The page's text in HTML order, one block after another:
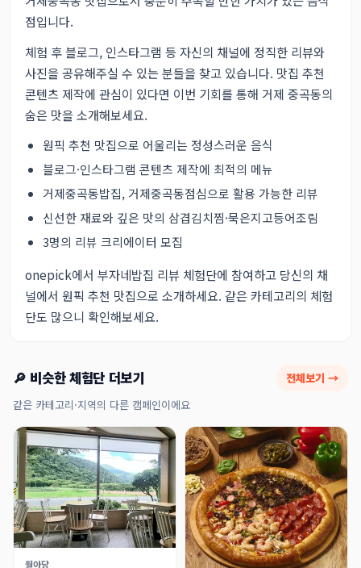
점입니다.
체험 후 블로그, 인스타그램 등 자신의 채널에 정직한 리뷰와
사진을 공유해주실 수 있는 분들을 찾고 있습니다. 맛집 추천
콘텐츠 제작에 관심이 있다면 이번 기회를 통해 거제 중곡동의
숨은 맛을 소개해보세요.
원픽 추천 맛집으로 어울리는 정성스러운 음식
블로그·인스타그램 콘텐츠 제작에 최적의 메뉴
거제중곡동밥집, 거제중곡동점심으로 활용 가능한 리뷰
신선한 재료와 깊은 맛의 삼겹김치찜·묵은지고등어조림
3명의 리뷰 크리에이터 모집
onepick에서 부자네밥집 리뷰 체험단에 참여하고 당신의 채
널에서 원픽 추천 맛집으로 소개하세요. 같은 카테고리의 체험
단도 많으니 확인해보세요.
🔎 비슷한 체험단 더보기 전체보기 →
같은 카테고리·지역의 다른 캠페인이에요
월아당